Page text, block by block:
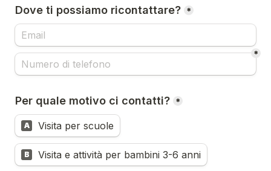
Dove ti possiamo ricontattare? *
*
Per quale motivo ci contatti? *
A Visita per scuole
B Visita e attività per bambini 3-6 anni